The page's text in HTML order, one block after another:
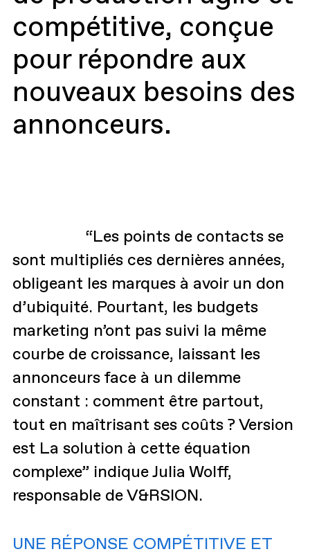
compétitive, conçue
pour répondre aux
nouveaux besoins des
annonceurs.
“Les points de contacts se
sont multipliés ces dernières années,
obligeant les marques à avoir un don
d’ubiquité. Pourtant, les budgets
marketing n’ont pas suivi la même
courbe de croissance, laissant les
annonceurs face à un dilemme
constant : comment être partout,
tout en maîtrisant ses coûts ? Version
est La solution à cette équation
complexe” indique Julia Wolff,
responsable de V&RSION.
UNE RÉPONSE COMPÉTITIVE ET